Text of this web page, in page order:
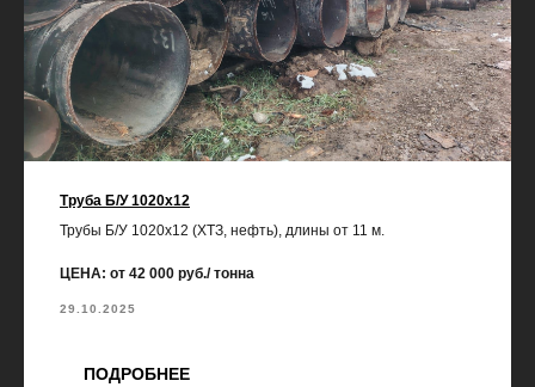
Труба Б/У 1020х12
Трубы Б/У 1020х12 (ХТЗ, нефть), длины от 11 м.
ЦЕНА: от 42 000 руб./ тонна
29.10.2025
ПОДРОБНЕЕ